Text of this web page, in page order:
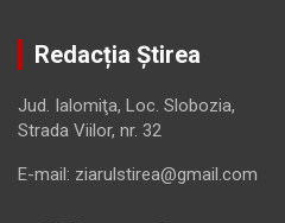
Redacția Știrea
Jud. Ialomiţa, Loc. Slobozia,
Strada Viilor, nr. 32
E-mail: ziarulstirea@gmail.com